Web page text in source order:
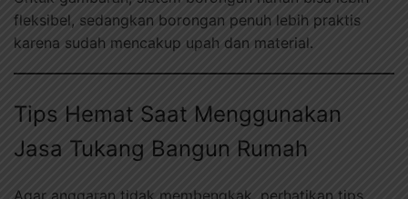
fleksibel, sedangkan borongan penuh lebih praktis
karena sudah mencakup upah dan material.
Tips Hemat Saat Menggunakan
Jasa Tukang Bangun Rumah